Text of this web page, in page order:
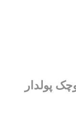
پولدار